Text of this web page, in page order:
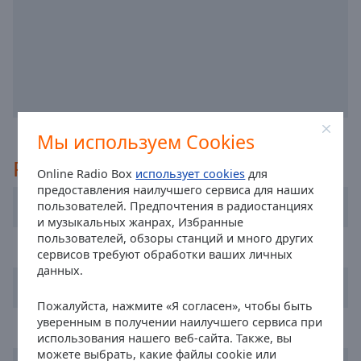
Мы используем Cookies
Online Radio Box использует cookies для
предоставления наилучшего сервиса для наших
пользователей. Предпочтения в радиостанциях
и музыкальных жанрах, Избранные
пользователей, обзоры станций и много других
сервисов требуют обработки ваших личных
данных.
Пожалуйста, нажмите «Я согласен», чтобы быть
уверенным в получении наилучшего сервиса при
использования нашего веб-сайта. Также, вы
можете выбрать, какие файлы cookie или
in-
Fullscreen
This
modal
window.
Beginning
window.
Escape
Рекомендуемые
Radio R
Radio Lietus
Power Hit Radio